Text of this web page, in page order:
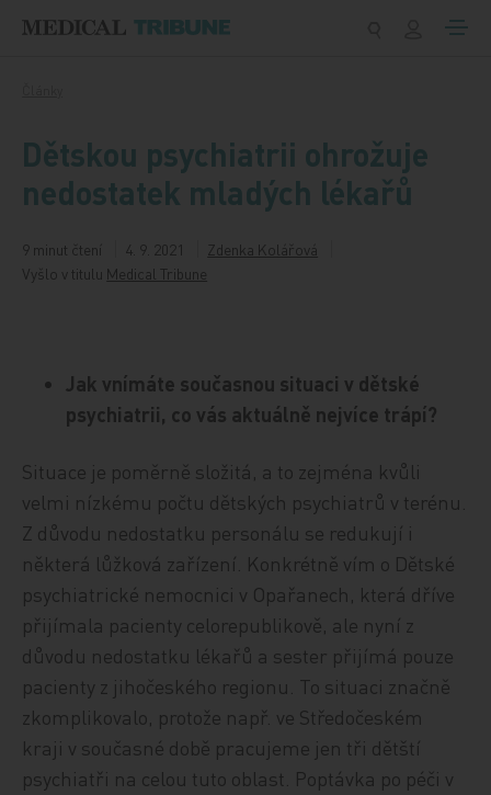
Dětskou psychiatrii ohrožuje
nedostatek mladých lékařů
9 minut čtení 4. 9. 2021
Zdenka Kolářová
Vyšlo v titulu Medical Tribune
Jak vnímáte současnou situaci v dětské
psychiatrii, co vás aktuálně nejvíce trápí?
Situace je poměrně složitá, a to zejména kvůli
velmi nízkému počtu dětských psychiatrů v terénu.
Z důvodu nedostatku personálu se redukují i
některá lůžková zařízení. Konkrétně vím o Dětské
psychiatrické nemocnici v Opařanech, která dříve
přijímala pacienty celorepublikově, ale nyní z
důvodu nedostatku lékařů a sester přijímá pouze
pacienty z jihočeského regionu. To situaci značně
zkomplikovalo, protože např. ve Středočeském
kraji v současné době pracujeme jen tři dětští
psychiatři na celou tuto oblast. Poptávka po péči v